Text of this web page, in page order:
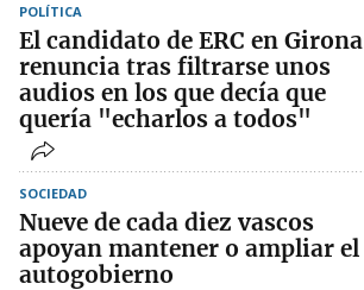
POLÍTICA
El candidato de ERC en Girona
renuncia tras filtrarse unos
audios en los que decía que
quería "echarlos a todos"
SOCIEDAD
Nueve de cada diez vascos
apoyan mantener o ampliar el
autogobierno